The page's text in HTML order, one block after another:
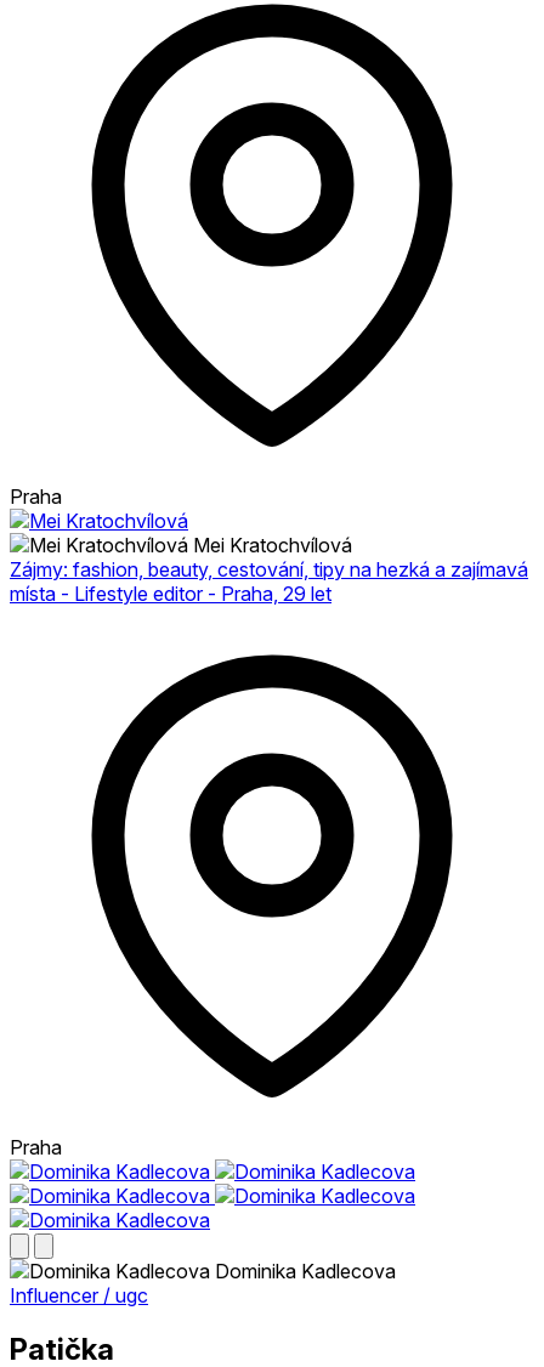
Praha
Mei Kratochvílová
Zájmy: fashion, beauty, cestování, tipy na hezká a zajímavá
místa - Lifestyle editor - Praha, 29 let
Praha
Dominika Kadlecova
Influencer / ugc
Patička